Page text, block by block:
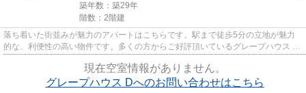
築年数：築29年
階数：2階建
落ち着いた街並みが魅力のアパートはこちらです。駅まで徒歩5分の立地が魅力
的な、利便性の高い物件です。多くの方からご好評頂いているグレープハウス D
現在空室情報がありません。
グレープハウス Dへのお問い合わせはこちら